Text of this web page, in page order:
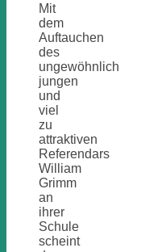
Mit
dem
Auftauchen
des
ungewöhnlich
jungen
und
viel
zu
attraktiven
Referendars
William
Grimm
an
ihrer
Schule
scheint